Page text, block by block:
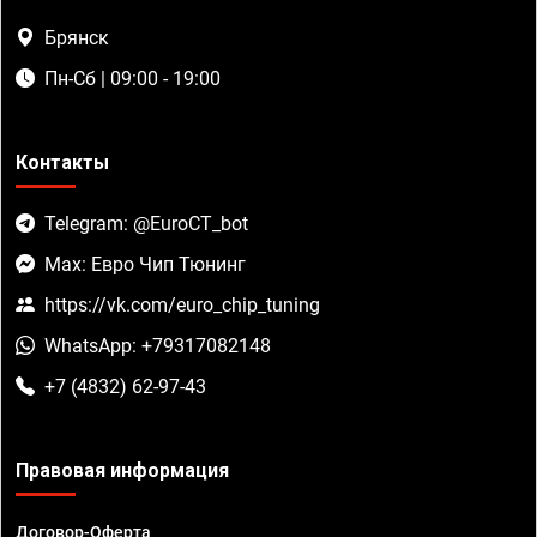
Брянск
Пн-Сб | 09:00 - 19:00
Контакты
Telegram: @EuroCT_bot
Max: Евро Чип Тюнинг
https://vk.com/euro_chip_tuning
WhatsApp: +79317082148
+7 (4832) 62-97-43
Правовая информация
Договор-Оферта